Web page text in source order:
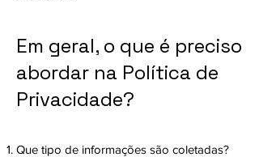
Em geral, o que é preciso
abordar na Política de
Privacidade?
Que tipo de informações são coletadas?